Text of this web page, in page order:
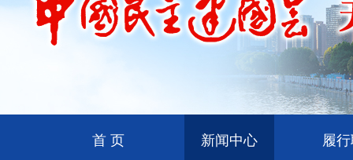
首 页 新闻中心 履